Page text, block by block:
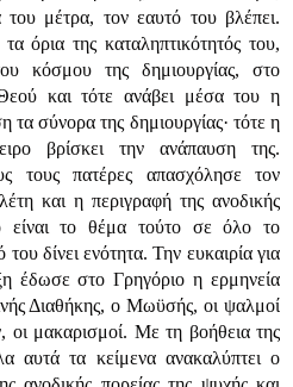
μέτρα, τον εαυτό του βλέπει.
όρια της καταληπτικότητός του,
κόσμου της δημιουργίας, στο
Θεού και τότε ανάβει μέσα του η
τα σύνορα της δημιουργίας· τότε η
βρίσκει την ανάπαυση της.
τους πατέρες απασχόλησε τον
και η περιγραφή της ανοδικής
είναι το θέμα τούτο σε όλο το
δίνει ενότητα. Την ευκαιρία για
έδωσε στο Γρηγόριο η ερμηνεία
Διαθήκης, ο Μωϋσής, οι ψαλμοί
μακαρισμοί. Με τη βοήθεια της
αυτά τα κείμενα ανακαλύπτει ο